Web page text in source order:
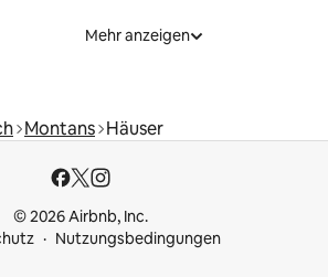
Mehr anzeigen
Montans Häuser
© 2026 Airbnb, Inc.
Nutzungsbedingungen